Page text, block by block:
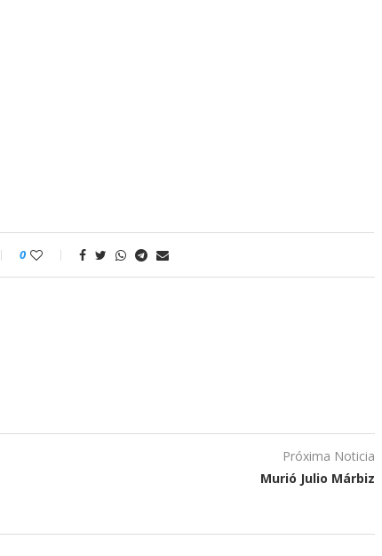
0
Próxima Noticia
Murió Julio Márbiz